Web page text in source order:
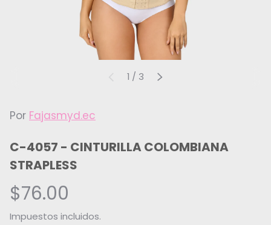
ANTERIOR
1 / de
3 SIGUIENTE
Por Fajasmyd.ec
C-4057 - CINTURILLA COLOMBIANA
STRAPLESS
$76.00
Impuestos incluidos.